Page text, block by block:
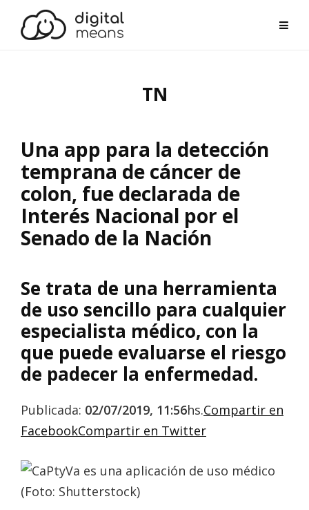
TN
Una app para la detección
temprana de cáncer de
colon, fue declarada de
Interés Nacional por el
Senado de la Nación
Se trata de una herramienta
de uso sencillo para cualquier
especialista médico, con la
que puede evaluarse el riesgo
de padecer la enfermedad.
Publicada: 02/07/2019, 11:56hs.Compartir en
FacebookCompartir en Twitter